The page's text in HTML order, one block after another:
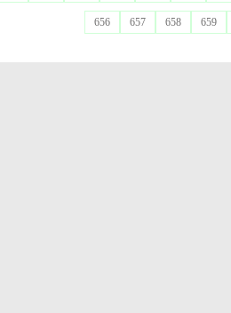
656 657 658 659